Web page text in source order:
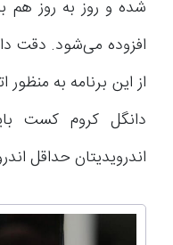
شده و روز به روز هم
افزوده می‌شود. دقت
از این برنامه به
دانگل کروم کست
اندرویدیتان حداقل اندروید 4.1